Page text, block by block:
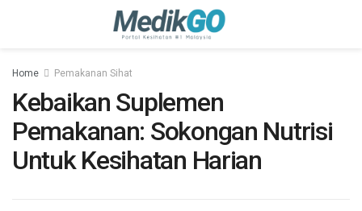
Home Pemakanan Sihat
Kebaikan Suplemen
Pemakanan: Sokongan Nutrisi
Untuk Kesihatan Harian